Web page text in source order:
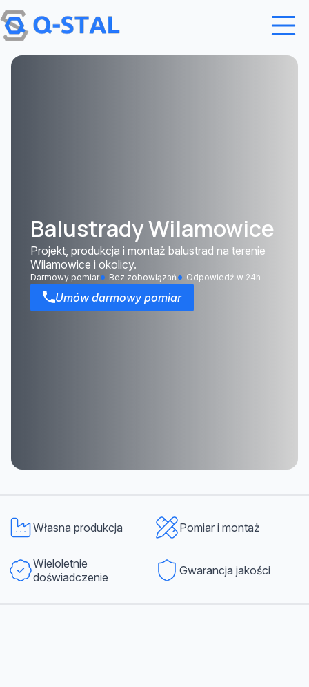
Przejdź do treści
Balustrady Wilamowice
Projekt, produkcja i montaż balustrad na terenie
Wilamowice i okolicy.
Darmowy pomiar Bez zobowiązań Odpowiedź w 24h
Umów darmowy pomiar
Własna produkcja Pomiar i montaż
Wieloletnie
doświadczenie
Gwarancja jakości